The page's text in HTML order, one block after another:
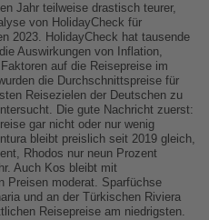
Jahr teilweise drastisch teurer,
von HolidayCheck für
2023. HolidayCheck hat tausende
Auswirkungen von Inflation,
auf die Reisepreise im
die Durchschnittspreise für
Reisezielen der Deutschen zu
Die gute Nachricht zuerst:
gar nicht oder nur wenig
bleibt preislich seit 2019 gleich,
Rhodos nur neun Prozent
Auch Kos bleibt mit
Preisen moderat. Sparfüchse
und an der Türkischen Riviera
Reisepreise am niedrigsten.